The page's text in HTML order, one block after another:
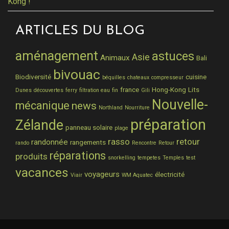
ARTICLES DU BLOG
aménagement Animaux Asie astuces Bali
Biodiversité bivouac béquilles chateaux compresseur cuisine
Dunes découvertes ferry filtration eau fin france Gili Hong-Kong Lits
mécanique news Northland Nourriture Nouvelle-
Zélande panneau solaire plage préparation
rando randonnée rangements rasso Rencontre Retour retour
produits réparations snorkelling tempetes Temples test
vacances Viair voyageurs WM Aquatec électricité